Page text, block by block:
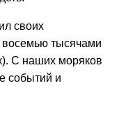
своих
восемью тысячами
С наших моряков
событий и